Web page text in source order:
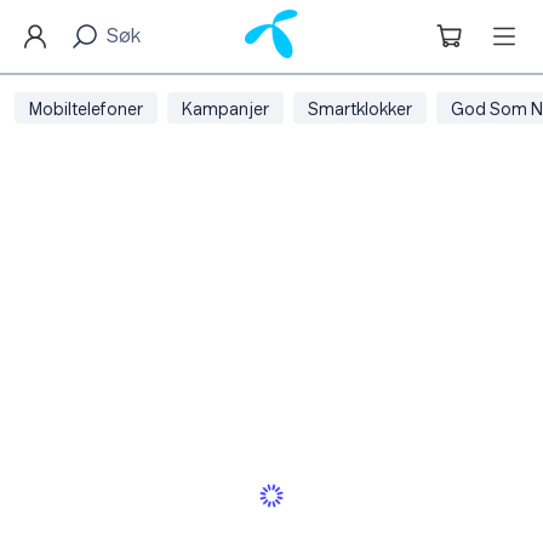
Mobiltelefoner Kampanjer Smartklokker God Som